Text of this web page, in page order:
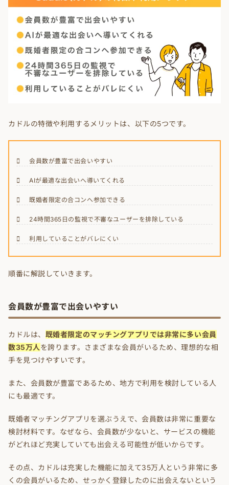
カドルの特徴や利用するメリットは、以下の5つです。
会員数が豊富で出会いやすい
AIが最適な出会いへ導いてくれる
既婚者限定の合コンへ参加できる
24時間365日の監視で不審なユーザーを排除している
利用していることがバレにくい
順番に解説していきます。
会員数が豊富で出会いやすい
カドルは、 既婚者限定のマッチングアプリでは非常に多い会員
数35万人 を誇ります。さまざまな会員がいるため、理想的な相
手を見つけやすいです。
また、会員数が豊富であるため、地方で利用を検討している人
にも最適です。
既婚者マッチングアプリを選ぶうえで、会員数は非常に重要な
検討材料です。なぜなら、会員数が少ないと、サービスの機能
がどれほど充実していても出会える可能性が低いからです。
その点、カドルは充実した機能に加えて35万人という非常に多
くの会員がいるため、せっかく登録したのに出会えないという